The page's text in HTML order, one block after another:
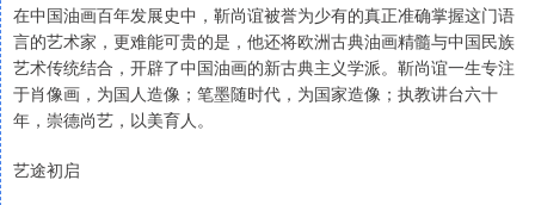
在中国油画百年发展史中，靳尚谊被誉为少有的真正准确掌握这门语
言的艺术家，更难能可贵的是，他还将欧洲古典油画精髓与中国民族
艺术传统结合，开辟了中国油画的新古典主义学派。靳尚谊一生专注
于肖像画，为国人造像；笔墨随时代，为国家造像；执教讲台六十
年，崇德尚艺，以美育人。
艺途初启